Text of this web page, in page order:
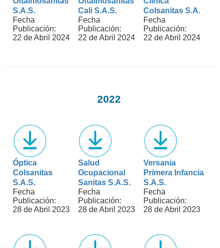
S.A.S.
Fecha
Publicación:
22 de Abril 2024
Cali S.A.S.
Fecha
Publicación:
22 de Abril 2024
Colsanitas S.A.
Fecha
Publicación:
22 de Abril 2024
2022
Óptica
Colsanitas
S.A.S.
Fecha
Publicación:
28 de Abril 2023
Salud
Ocupacional
Sanitas S.A.S.
Fecha
Publicación:
28 de Abril 2023
Versania
Primera Infancia
S.A.S.
Fecha
Publicación:
28 de Abril 2023